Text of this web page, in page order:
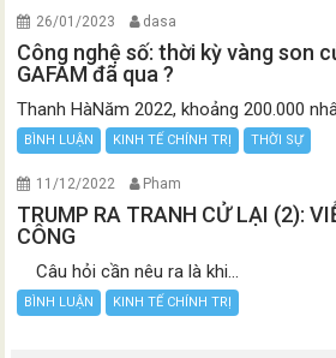
26/01/2023 dasa
Công nghệ số: thời kỳ vàng son
GAFAM đã qua ?
Thanh HàNăm 2022, khoảng 200.000
BÌNH LUẬN KINH TẾ CHÍNH TRỊ THỜI SỰ
11/12/2022 Pham
TRUMP RA TRANH CỬ LẠI (2):
CÔNG
Câu hỏi cần nêu ra là khi...
BÌNH LUẬN KINH TẾ CHÍNH TRỊ